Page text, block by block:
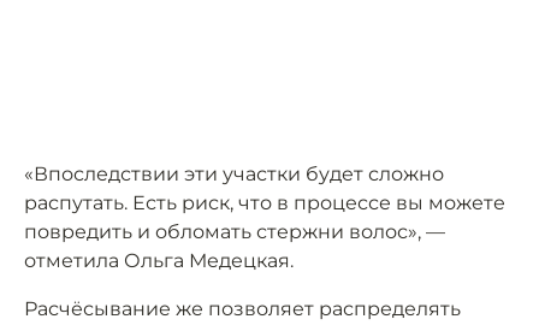
«Впоследствии эти участки будет сложно
распутать. Есть риск, что в процессе вы можете
повредить и обломать стержни волос», —
отметила Ольга Медецкая.
Расчёсывание же позволяет распределять